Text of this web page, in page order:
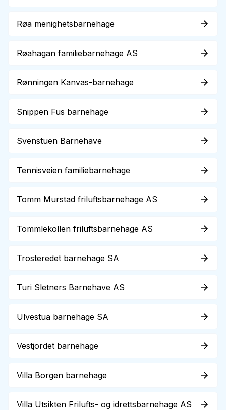
Røa menighetsbarnehage
Røahagan familiebarnehage AS
Rønningen Kanvas-barnehage
Snippen Fus barnehage
Svenstuen Barnehave
Tennisveien familiebarnehage
Tomm Murstad friluftsbarnehage AS
Tommlekollen friluftsbarnehage AS
Trosteredet barnehage SA
Turi Sletners Barnehave AS
Ulvestua barnehage SA
Vestjordet barnehage
Villa Borgen barnehage
Villa Utsikten Frilufts- og idrettsbarnehage AS